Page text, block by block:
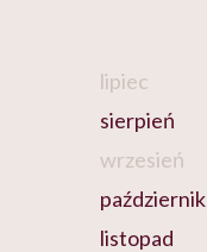
lipiec
sierpień
wrzesień
październik
listopad